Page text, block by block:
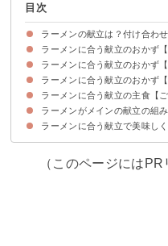
目次
ラーメンの献立は？付け合わ
ラーメンに合う献立のおかず
①中華もやしサラダ
②サラダ生春巻き
③チョレギサラダ
④キュウリとツナの梅サラダ
ラーメンに合う献立のおかず
①ナムル
②味玉
③餃子
④ニラレバ炒め
➄野菜炒め
⑥春巻き
⑦麻婆豆腐
⑧酢の物
ラーメンに合う献立のおかず
①棒棒鶏
②チャーシュー
③唐揚げ
④白身魚の中華あんかけ
➄鮪と玉ねぎの中華風漬け
⑥アジの南蛮漬け
⑦チンジャオロース
⑧蒸し鶏
⑨回鍋肉
⑩エビマヨ
ラーメンに合う献立の主食【ご
①レタスチャーハン
②梅と大葉のおにぎり
③カニカマ天津飯
ラーメンがメインの献立の組
献立メニュー例①
献立メニュー例②
献立メニュー例③
ラーメンに合う献立で美味しく
（このページには